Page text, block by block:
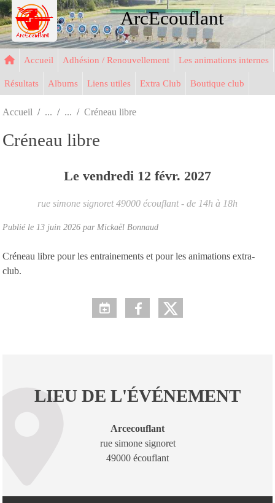
ArcEcouflant
Accueil Adhésion / Renouvellement Les animations internes
Résultats Albums Liens utiles Extra Club Boutique club
Accueil Créneau libre
Créneau libre
Le vendredi 12 févr. 2027
rue simone signoret 49000 écouflant - de 14h à 18h
Publié le 13 juin 2026 par Mickaël Bonnaud
Créneau libre pour les entrainements et pour les animations extra-
club.
LIEU DE L'ÉVÉNEMENT
Arcecouflant
rue simone signoret
49000 écouflant
Panneau de gestion des cookies